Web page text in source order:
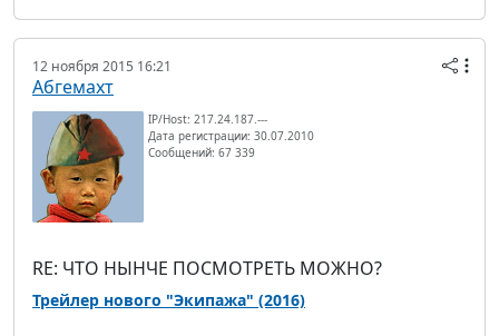
12 ноября 2015 16:21
Абгемахт
IP/Host: 217.24.187.---
Дата регистрации: 30.07.2010
Сообщений: 67 339
RE: ЧТО НЫНЧЕ ПОСМОТРЕТЬ МОЖНО?
Трейлер нового "Экипажа" (2016)